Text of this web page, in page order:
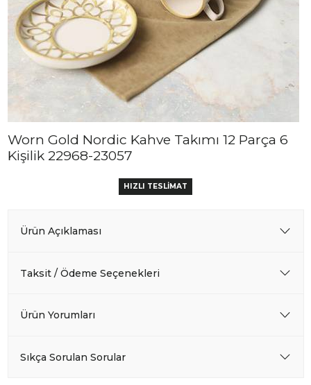
Worn Gold Nordic Kahve Takımı 12 Parça 6
Kişilik 22968-23057
HIZLI TESLİMAT
Ürün Açıklaması
Taksit / Ödeme Seçenekleri
Ürün Yorumları
Sıkça Sorulan Sorular